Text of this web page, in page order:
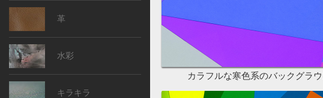
カラフルな寒色系のバックグラ
革
水彩
キラキラ